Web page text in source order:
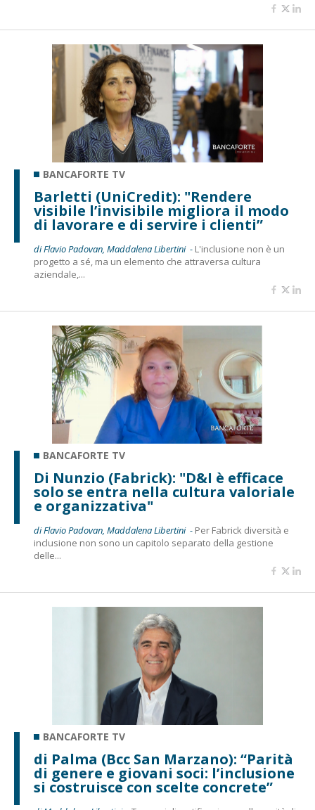
BANCAFORTE TV
Barletti (UniCredit): "Rendere
visibile l’invisibile migliora il modo
di lavorare e di servire i clienti”
di Flavio Padovan, Maddalena Libertini - L'inclusione non è un
progetto a sé, ma un elemento che attraversa cultura
aziendale,...
BANCAFORTE TV
Di Nunzio (Fabrick): "D&I è efficace
solo se entra nella cultura valoriale
e organizzativa"
di Flavio Padovan, Maddalena Libertini - Per Fabrick diversità e
inclusione non sono un capitolo separato della gestione
delle...
BANCAFORTE TV
di Palma (Bcc San Marzano): “Parità
di genere e giovani soci: l’inclusione
si costruisce con scelte concrete”